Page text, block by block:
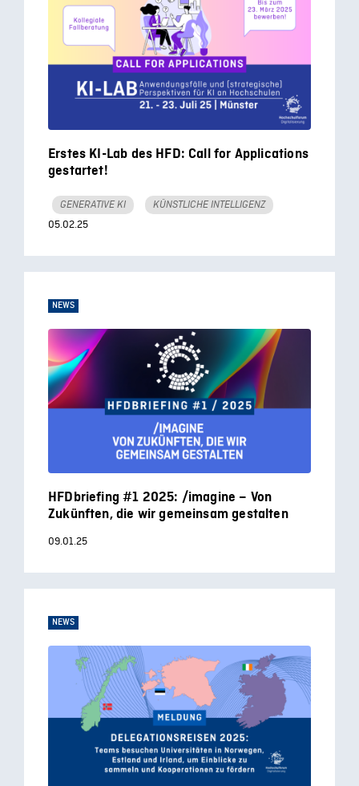
Erstes KI-Lab des HFD: Call for Applications
gestartet!
GENERATIVE KI KÜNSTLICHE INTELLIGENZ
05.02.25
NEWS
HFDbriefing #1 2025: /imagine – Von
Zukünften, die wir gemeinsam gestalten
09.01.25
NEWS